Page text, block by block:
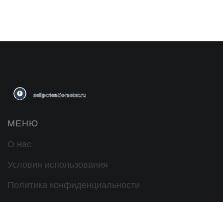
МЕНЮ
О нас
Условия использования
Политика конфиденциальности